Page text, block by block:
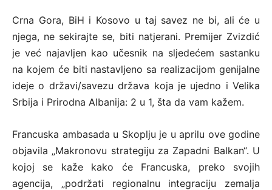
Crna Gora, BiH i Kosovo u taj savez ne bi, ali će u
njega, ne sekirajte se, biti natjerani. Premijer Zvizdić
je već najavljen kao učesnik na sljedećem sastanku
na kojem će biti nastavljeno sa realizacijom genijalne
ideje o državi/savezu država koja je ujedno i Velika
Srbija i Prirodna Albanija: 2 u 1, šta da vam kažem.
Francuska ambasada u Skoplju je u aprilu ove godine
objavila „Makronovu strategiju za Zapadni Balkan“. U
kojoj se kaže kako će Francuska, preko svojih
agencija, „podržati regionalnu integraciju zemalja